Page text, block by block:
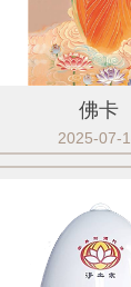
佛卡
2025-07-